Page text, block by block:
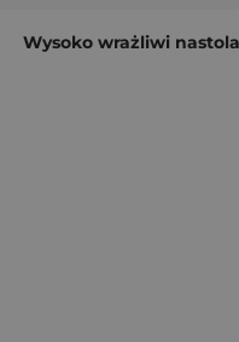
Wysoko wrażliwi